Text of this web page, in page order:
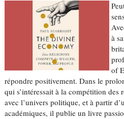
à
of
répondre positivement. Dans le
qui s’intéressait à la compétition des
avec l’univers politique, et à partir
académiques, il publie un livre